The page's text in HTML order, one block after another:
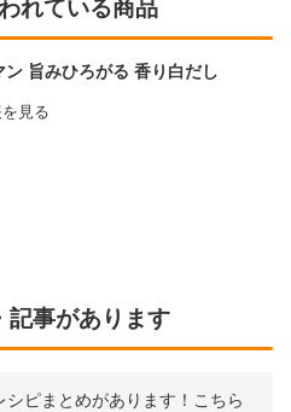
れている商品
ン 旨みひろがる 香り白だし
見る
記事があります
シピまとめがあります！こちら